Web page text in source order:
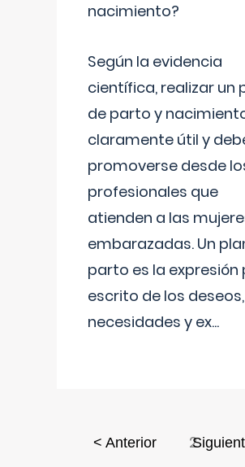
nacimiento?
Según la evidencia
científica, realizar un
de parto y
claramente útil y
promoverse desde
profesionales que
atienden a las
embarazadas. Un
parto es la expresión
escrito de los deseos,
necesidades y ex...
< Anterior 2